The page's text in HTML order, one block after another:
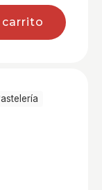
carrito